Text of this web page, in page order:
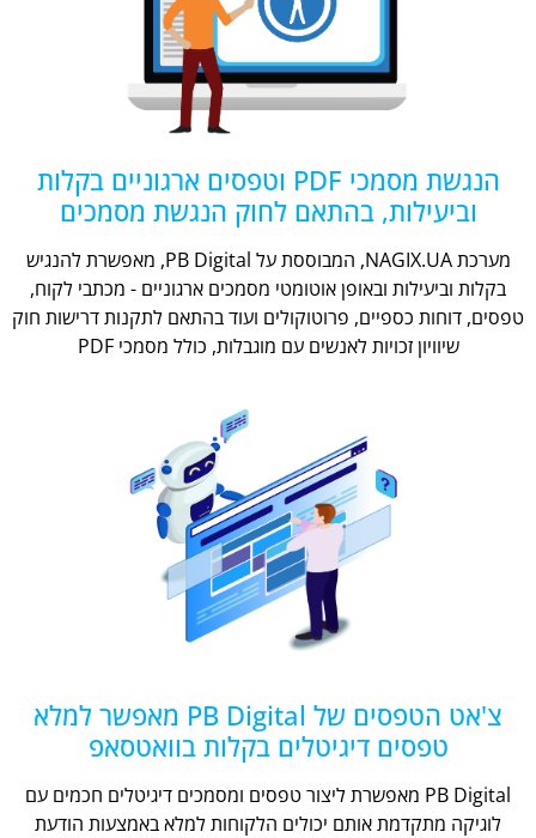
הנגשת מסמכי PDF וטפסים ארגוניים בקלות
וביעילות, בהתאם לחוק הנגשת מסמכים
מערכת NAGIX.UA, המבוססת על PB Digital, מאפשרת להנגיש
בקלות וביעילות ובאופן אוטומטי מסמכים ארגוניים - מכתבי לקוח,
טפסים, דוחות כספיים, פרוטוקולים ועוד בהתאם לתקנות דרישות חוק
שיוויון זכויות לאנשים עם מוגבלות, כולל מסמכי PDF
צ'אט הטפסים של PB Digital מאפשר למלא
טפסים דיגיטלים בקלות בוואטסאפ
PB Digital מאפשרת ליצור טפסים ומסמכים דיגיטלים חכמים עם
לוגיקה מתקדמת אותם יכולים הלקוחות למלא באמצעות הודעת